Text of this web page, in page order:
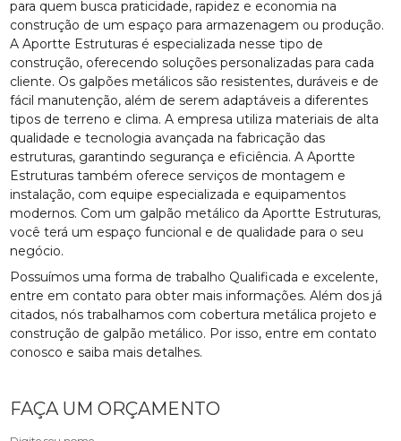
para quem busca praticidade, rapidez e economia na
construção de um espaço para armazenagem ou produção.
A Aportte Estruturas é especializada nesse tipo de
construção, oferecendo soluções personalizadas para cada
cliente. Os galpões metálicos são resistentes, duráveis e de
fácil manutenção, além de serem adaptáveis a diferentes
tipos de terreno e clima. A empresa utiliza materiais de alta
qualidade e tecnologia avançada na fabricação das
estruturas, garantindo segurança e eficiência. A Aportte
Estruturas também oferece serviços de montagem e
instalação, com equipe especializada e equipamentos
modernos. Com um galpão metálico da Aportte Estruturas,
você terá um espaço funcional e de qualidade para o seu
negócio.
Possuímos uma forma de trabalho Qualificada e excelente,
entre em contato para obter mais informações. Além dos já
citados, nós trabalhamos com cobertura metálica projeto e
construção de galpão metálico. Por isso, entre em contato
conosco e saiba mais detalhes.
FAÇA UM ORÇAMENTO